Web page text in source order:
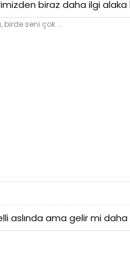
biraz daha ilgi alaka
birde seni çok ...
aslında ama gelir mi